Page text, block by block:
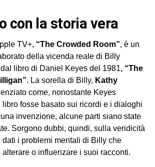
con la storia vera
TV+, “The Crowded Room”, è un
della vicenda reale di Billy
libro di Daniel Keyes del 1981, “The
. La sorella di Billy, Kathy
come, nonostante Keyes
libro fosse basato sui ricordi e i dialoghi
invenzione, alcune parti siano state
Sorgono dubbi, quindi, sulla veridicità
i problemi mentali di Billy che
o influenzare i suoi racconti.